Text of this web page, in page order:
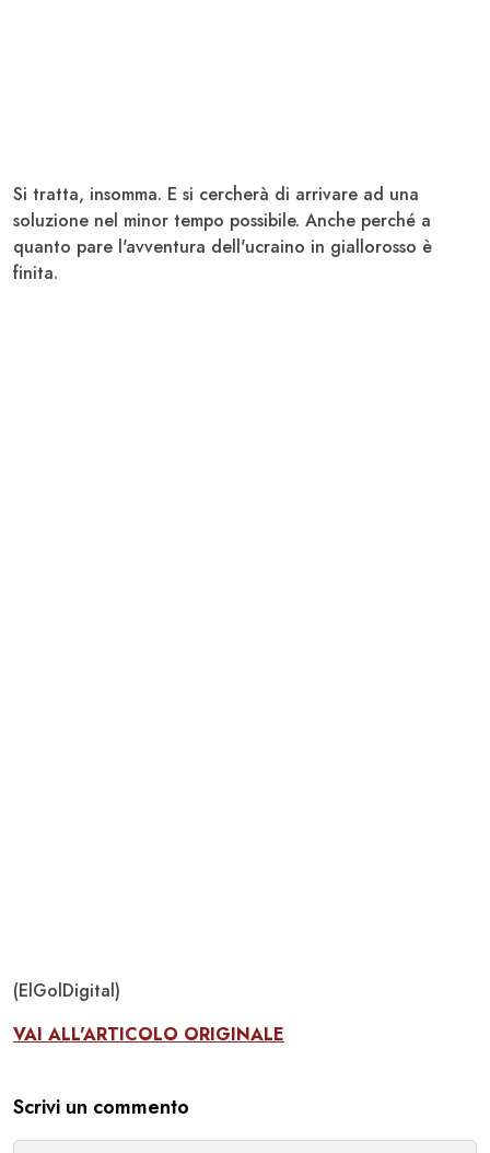
Si tratta, insomma. E si cercherà di arrivare ad una
soluzione nel minor tempo possibile. Anche perché a
quanto pare l'avventura dell'ucraino in giallorosso è
finita.
(ElGolDigital)
VAI ALL'ARTICOLO ORIGINALE
Scrivi un commento